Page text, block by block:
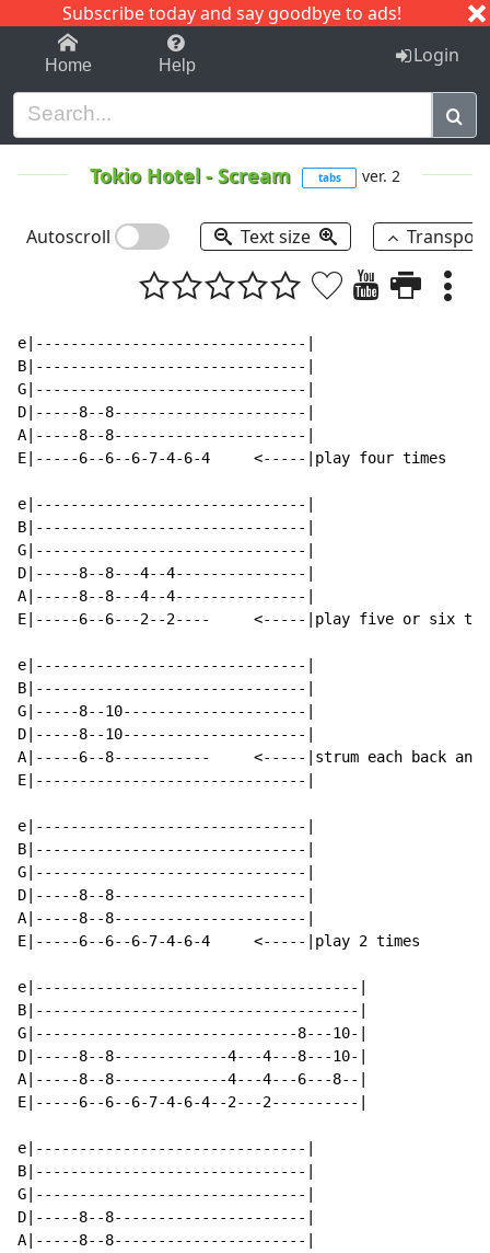
Subscribe today and say goodbye to ads!
1-9 C I J
Home Help Login
Tokio Hotel-Scream tabs ver. 2
Autoscroll Text size
e|-------------------------------|
B|-------------------------------|
G|-------------------------------|
D|-----8--8----------------------|
A|-----8--8----------------------|
E|-----6--6--6-7-4-6-4     <-----|play four times
e|-------------------------------|
B|-------------------------------|
G|-------------------------------|
D|-----8--8---4--4---------------|
A|-----8--8---4--4---------------|
E|-----6--6---2--2----     <-----|play five or six
e|-------------------------------|
B|-------------------------------|
G|-----8--10---------------------|
D|-----8--10---------------------|
A|-----6--8-----------     <-----|strum each back and
E|-------------------------------|
e|-------------------------------|
B|-------------------------------|
G|-------------------------------|
D|-----8--8----------------------|
A|-----8--8----------------------|
E|-----6--6--6-7-4-6-4     <-----|play 2 times
e|-------------------------------------|
B|-------------------------------------|
G|------------------------------8---10-|
D|-----8--8-------------4---4---8---10-|
A|-----8--8-------------4---4---6---8--|
E|-----6--6--6-7-4-6-4--2---2----------|
e|-------------------------------|
B|-------------------------------|
G|-------------------------------|
D|-----8--8----------------------|
A|-----8--8----------------------|